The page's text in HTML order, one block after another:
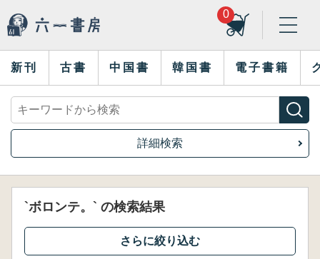
0
新刊 古書 中国書 韓国書 電子書籍
詳細検索
`ボロンテ。` の検索結果